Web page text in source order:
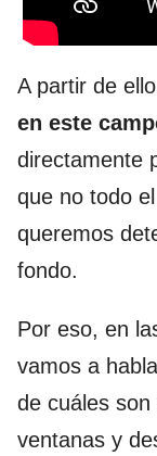
A partir de
en este
directamente
que no todo
queremos
fondo.
Por eso, en
vamos a
de cuáles
ventanas y